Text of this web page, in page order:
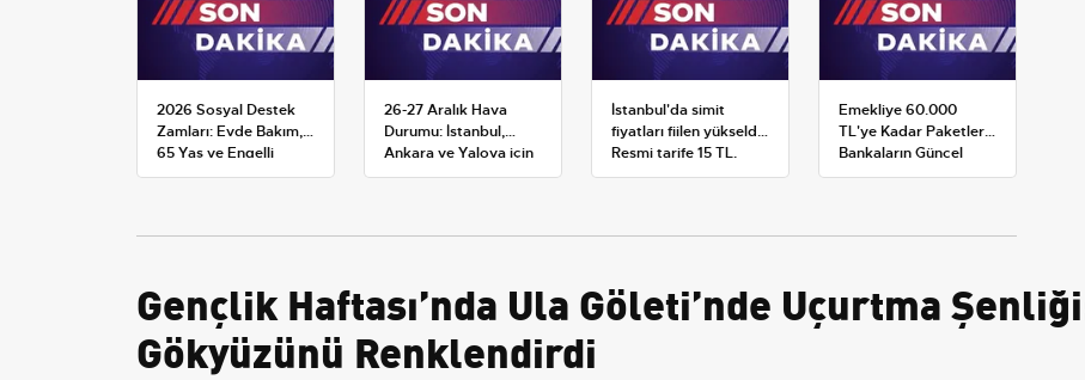
2026 Sosyal Destek
Zamları: Evde Bakım,
65 Yaş ve Engelli
Maaşlarında Yeni
26-27 Aralık Hava
Durumu: İstanbul,
Ankara ve Yalova için
Kar Tahminleri
İstanbul'da simit
fiyatları fiilen yükseldi:
Resmi tarife 15 TL,
satışlar 20-25 TL'ye
Emekliye 60.000
TL'ye Kadar Paketler:
Bankaların Güncel
Promosyon ve Ek
Gençlik Haftası’nda Ula Göleti’nde Uçurtma
Gökyüzünü Renklendirdi